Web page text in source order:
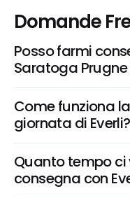
Domande
Posso farmi
Saratoga
Come funziona
giornata di Everli?
Quanto tempo ci
consegna con